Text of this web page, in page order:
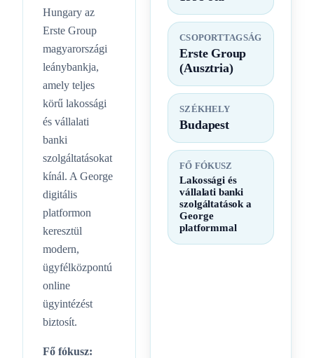
Hungary az
Erste Group
magyarországi
leánybankja,
amely teljes
körű lakossági
és vállalati
banki
szolgáltatásokat
kínál. A George
digitális
platformon
keresztül
modern,
ügyfélközpontú
online
ügyintézést
biztosít.
Fő fókusz:
CSOPORTTAGSÁG
Erste Group
(Ausztria)
SZÉKHELY
Budapest
FŐ FÓKUSZ
Lakossági és
vállalati banki
szolgáltatások a
George
platformmal